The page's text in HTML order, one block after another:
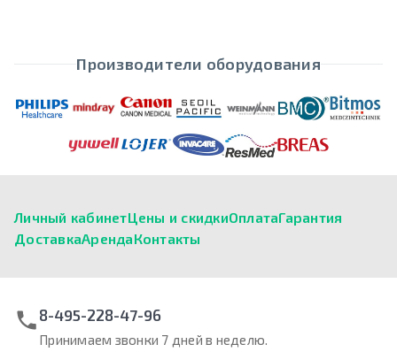
Производители оборудования
Личный кабинетЦены и скидкиОплатаГарантия
ДоставкаАрендаКонтакты
8-495-228-47-96
Принимаем звонки 7 дней в неделю.